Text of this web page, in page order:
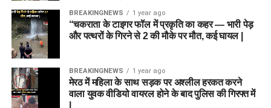
BREAKINGNEWS 1 year ago
“चकराता के टाइगर फॉल में प्रकृति का कहर — भारी पेड़
और पत्थरों के गिरने से 2 की मौके पर मौत, कई घायल |
BREAKINGNEWS 1 year ago
मेरठ में महिला के साथ सड़क पर अश्लील हरकत करने
वाला युवक वीडियो वायरल होने के बाद पुलिस की गिरफ्त में